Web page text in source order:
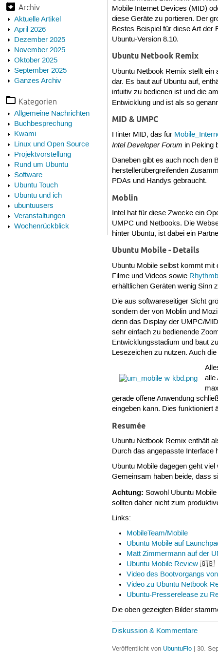
Archiv
Aktuelle Artikel
April 2026
Dezember 2025
November 2025
Oktober 2025
September 2025
Ganzes Archiv
Kategorien
Allgemeine Nachrichten
Buchbesprechung
Kwami
Linux und Open Source
Projektvorstellung
Rund um Ubuntu
Software
Ubuntu Touch
Ubuntu und ich
ubuntuusers
Veranstaltungen
Wochenrückblick
Mobile Internet Devices (MID)
diese Geräte zu portieren. Der
Bestes Beispiel für diese Art
Ubuntu-Version 8.10.
Ubuntu Netbook Remix
Ubuntu Netbook Remix stellt
dar. Es baut auf Ubuntu auf,
intuitiv zu bedienen ist und die
Entwicklung und ist als so
MID & UMPC
Hinter MID, das für
Intel Developer Forum in Peking
Daneben gibt es auch noch den
herstellerübergreifenden
PDAs und Handys gebraucht.
Moblin
Intel hat für diese Zwecke ein
UMPC und Netbooks. Die
hinter Ubuntu, ist dabei ein
Ubuntu Mobile - Details
Ubuntu Mobile selbst kommt
Filme und Videos sowie
erhältlichen Geräten wenig Sinn
Die aus softwareseitiger Sicht
sondern der von Moblin und
denn das Display der UMPC/
sehr einfach zu bedienende
Entwicklungsstadium und baut
Lesezeichen zu nutzen. Auch
alle
gerade offene Anwendung
eingeben kann. Dies funktioniert
Resumée
Ubuntu Netbook Remix enthält
Durch das angepasste Interface
Ubuntu Mobile dagegen geht
Gemeinsam haben beide, dass
Achtung: Sowohl Ubuntu
sollten daher nicht zum
Links:
MobileTeam/Mobile
Ubuntu Mobile auf
Matt Zimmermann auf der
Ubuntu Mobile Review🇬🇧
Video des Bootvorgangs
Video zu Ubuntu Netbook
Ubuntu-Presserelease zu
Die oben gezeigten Bilder
Diskussion & Kommentare
Veröffentlicht von UbuntuFlo | 30.